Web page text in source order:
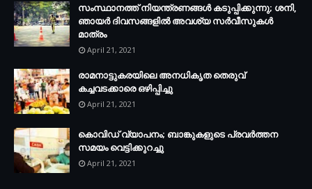
സംസ്ഥാനത്ത് നിയന്ത്രണങ്ങള്‍ കടുപ്പിക്കുന്നു; ശനി,
ഞായര്‍ ദിവസങ്ങളില്‍ അവശ്യ സര്‍വീസുകള്‍
മാത്രം
April 21, 2021
രാമനാട്ടുകരയിലെ അനധികൃത തെരുവ്
കച്ചവടക്കാരെ ഒഴിപ്പിച്ചു
April 21, 2021
കൊവിഡ് വ്യാപനം; ബാങ്കുകളുടെ പ്രവർത്തന
സമയം വെട്ടിക്കുറച്ചു
April 21, 2021